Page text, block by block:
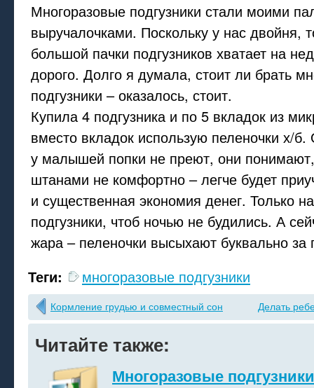
Многоразовые подгузники стали моими
выручалочками. Поскольку у нас двойня,
большой пачки подгузников хватает на
дорого. Долго я думала, стоит ли брать
подгузники – оказалось, стоит.
Купила 4 подгузника и по 5 вкладок из
вместо вкладок использую пеленочки х/
у малышей попки не преют, они
штанами не комфортно – легче будет
и существенная экономия денег. Только
подгузники, чтоб ночью не будились. А
жара – пеленочки высыхают буквально за
Теги:
многоразовые подгузники
Кормление грудью и совместный сон Делать
Читайте также:
Многоразовые подгузники